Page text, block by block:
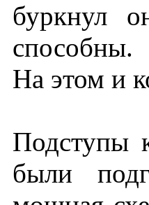
буркнул
способны.
На этом и
Подступы
были